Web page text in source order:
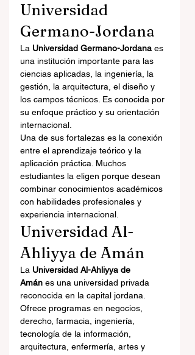
Universidad
Germano-Jordana
La Universidad Germano-Jordana es
una institución importante para las
ciencias aplicadas, la ingeniería, la
gestión, la arquitectura, el diseño y
los campos técnicos. Es conocida por
su enfoque práctico y su orientación
internacional.
Una de sus fortalezas es la conexión
entre el aprendizaje teórico y la
aplicación práctica. Muchos
estudiantes la eligen porque desean
combinar conocimientos académicos
con habilidades profesionales y
experiencia internacional.
Universidad Al-
Ahliyya de Amán
La Universidad Al-Ahliyya de
Amán es una universidad privada
reconocida en la capital jordana.
Ofrece programas en negocios,
derecho, farmacia, ingeniería,
tecnología de la información,
arquitectura, enfermería, artes y